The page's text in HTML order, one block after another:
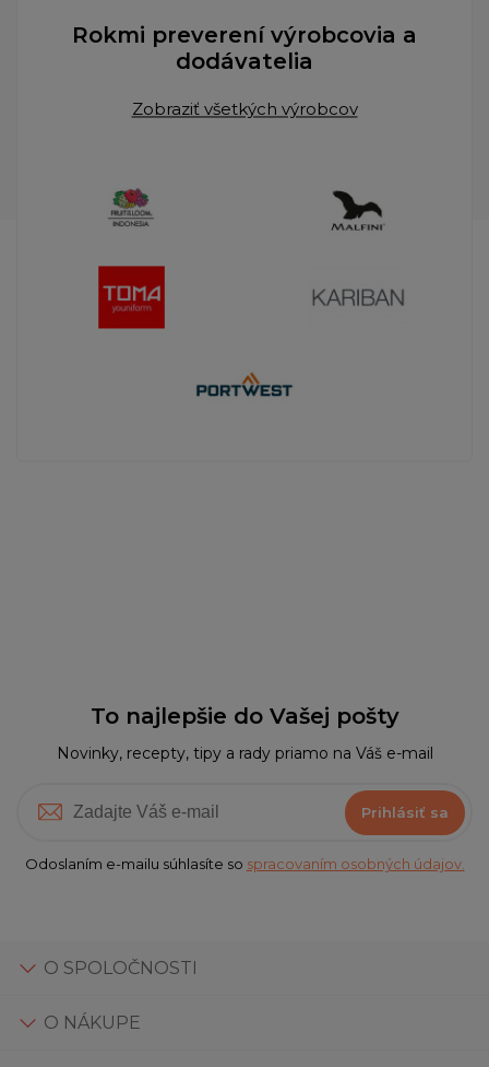
Rokmi preverení výrobcovia a
dodávatelia
Zobraziť všetkých výrobcov
To najlepšie do Vašej pošty
Novinky, recepty, tipy a rady priamo na Váš e-mail
Prihlásiť sa
Odoslaním e-mailu súhlasíte so spracovaním osobných údajov.
O SPOLOČNOSTI
O NÁKUPE